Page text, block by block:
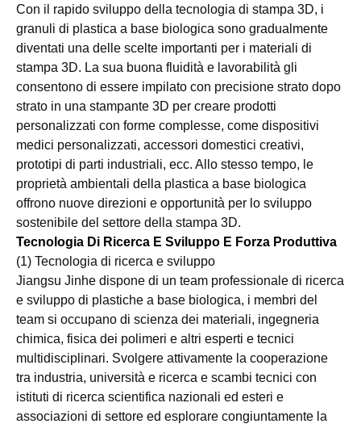
Con il rapido sviluppo della tecnologia di stampa 3D, i
granuli di plastica a base biologica sono gradualmente
diventati una delle scelte importanti per i materiali di
stampa 3D. La sua buona fluidità e lavorabilità gli
consentono di essere impilato con precisione strato dopo
strato in una stampante 3D per creare prodotti
personalizzati con forme complesse, come dispositivi
medici personalizzati, accessori domestici creativi,
prototipi di parti industriali, ecc. Allo stesso tempo, le
proprietà ambientali della plastica a base biologica
offrono nuove direzioni e opportunità per lo sviluppo
sostenibile del settore della stampa 3D.
Tecnologia Di Ricerca E Sviluppo E Forza Produttiva
(1) Tecnologia di ricerca e sviluppo
Jiangsu Jinhe dispone di un team professionale di ricerca
e sviluppo di plastiche a base biologica, i membri del
team si occupano di scienza dei materiali, ingegneria
chimica, fisica dei polimeri e altri esperti e tecnici
multidisciplinari. Svolgere attivamente la cooperazione
tra industria, università e ricerca e scambi tecnici con
istituti di ricerca scientifica nazionali ed esteri e
associazioni di settore ed esplorare congiuntamente la